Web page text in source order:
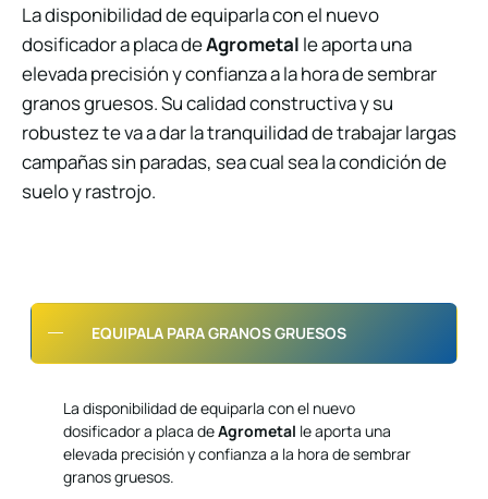
La disponibilidad de equiparla con el nuevo
dosificador a placa deAgrometal le aporta una
elevada precisión y confianza a la hora de sembrar
granos gruesos. Su calidad constructiva y su
robustez te va a dar la tranquilidad de trabajar largas
campañas sin paradas, sea cual sea la condición de
suelo y rastrojo.
EQUIPALA PARA GRANOS GRUESOS
La disponibilidad de equiparla con el nuevo
dosificador a placa deAgrometal le aporta una
elevada precisión y confianza a la hora de sembrar
granos gruesos.